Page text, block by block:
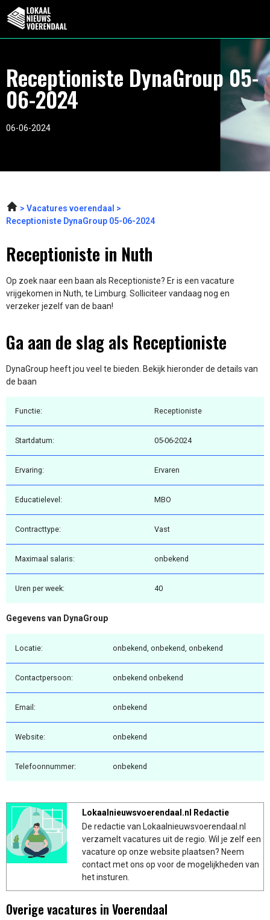
Receptioniste DynaGroup 05-
06-2024
06-06-2024
Vacatures voerendaal
Receptioniste DynaGroup 05-06-2024
Receptioniste in Nuth
Op zoek naar een baan als Receptioniste? Er is een vacature
vrijgekomen in Nuth, te Limburg. Solliciteer vandaag nog en
verzeker jezelf van de baan!
Ga aan de slag als Receptioniste
DynaGroup heeft jou veel te bieden. Bekijk hieronder de details van
de baan
Functie: Receptioniste
Startdatum: 05-06-2024
Ervaring: Ervaren
Educatielevel: MBO
Contracttype: Vast
Maximaal salaris: onbekend
Uren per week: 40
Gegevens van DynaGroup
Locatie: onbekend, onbekend, onbekend
Contactpersoon: onbekend onbekend
Email: onbekend
Website: onbekend
Telefoonnummer: onbekend
Lokaalnieuwsvoerendaal.nl Redactie
De redactie van Lokaalnieuwsvoerendaal.nl
verzamelt vacatures uit de regio. Wil je zelf een
vacature op onze website plaatsen? Neem
contact met ons op voor de mogelijkheden van
het insturen.
Overige vacatures in Voerendaal